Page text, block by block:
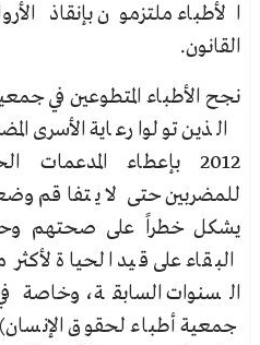
الأطباء ملتزمون بإنقاذ
القانون.
نجح الأطباء المتطوعين في
2012 بإعطاء المدعمات
للمضربين حتى لا يتفاقم
يشكل خطراً على صحتهم
البقاء على قيد الحياة
السنوات السابقة، وخاصة
جمعية أطباء لحقوق